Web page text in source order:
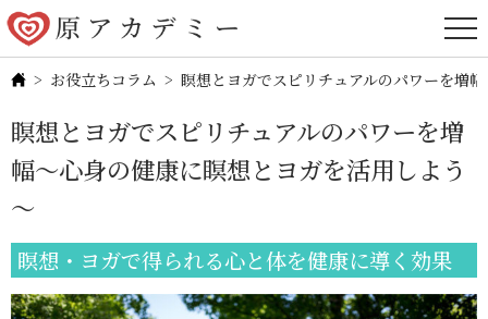
お役立ちコラム 瞑想とヨガでスピリチュアルのパワーを増
瞑想とヨガでスピリチュアルのパワーを増
幅～心身の健康に瞑想とヨガを活用しよう
～
瞑想・ヨガで得られる心と体を健康に導く効果